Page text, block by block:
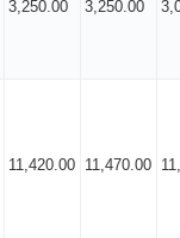
3,250.00 3,250.00
11,420.00 11,470.00